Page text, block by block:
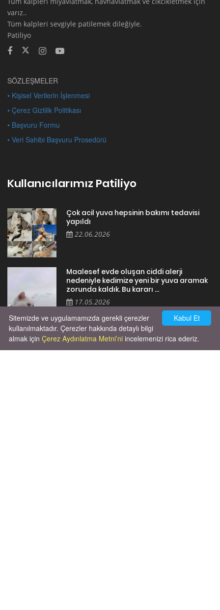
varız..
Tüm kalpleri sevgiyle patilemek dileğiyle.
Patiliyo
SÖZLEŞMELER
• Kişisel Verilerin İşlenmesi
• Çerez Gizlilik Politikası
• Başvuru Formu
• Veri Sahibi Başvuru Prosedürü
Kullanıcılarımız Patiliyo
Çok acil yuva hepsinin bakımı tedavisi
yapıldı
22.06.2026
Maalesef evde oluşan ciddi alerji
nedeniyle kedimize yeni bir yuva aramak
zorunda kaldık. Bu kararı ...
17.05.2026
Kabul Et
Sitemizde ve uygulamamızda gerekli çerezler
kullanılmaktadır. Çerezler hakkında detaylı bilgi
almak için Çerez Aydınlatma Metni’ni incelemenizi rica ederiz.